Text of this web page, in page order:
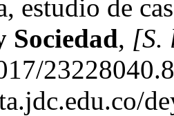
estudio de
Sociedad, [S.